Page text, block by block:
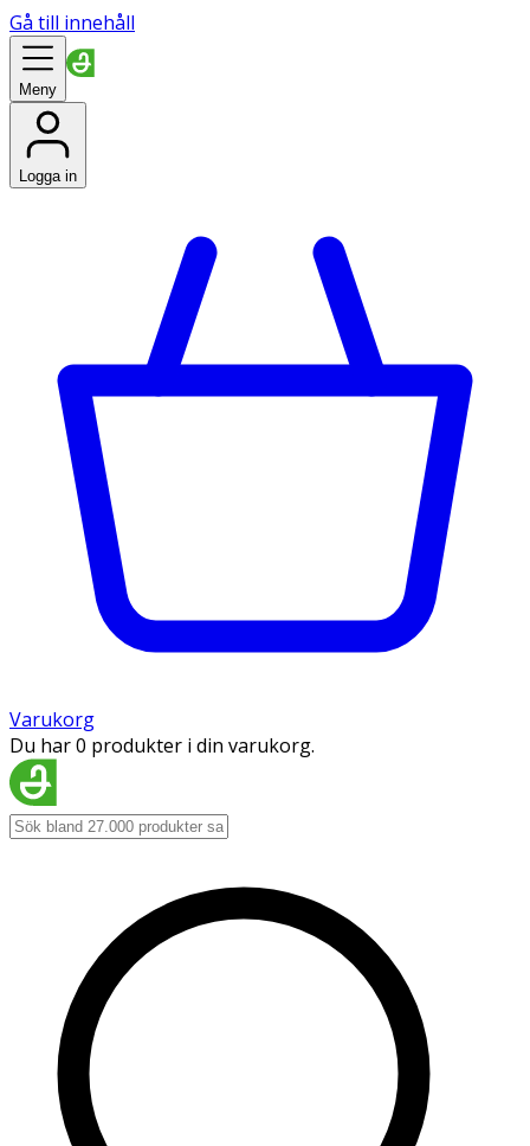
Gå till innehåll
Meny
Logga in
Varukorg
Du har 0 produkter i din varukorg.